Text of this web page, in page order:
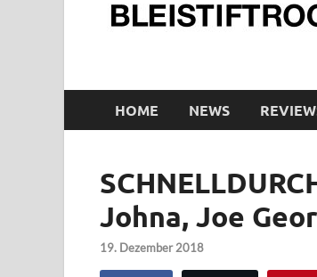
HOME NEWS
Johna, Joe
19. Dezember 2018